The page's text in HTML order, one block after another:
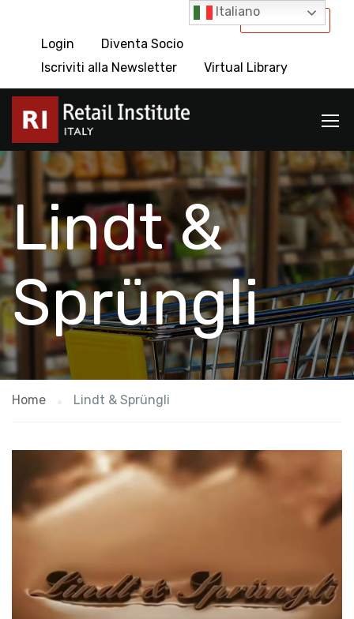
International
Login
Diventa Socio
Iscriviti alla Newsletter
Virtual Library
Lindt &
Sprüngli
Home Lindt & Sprüngli
Italiano